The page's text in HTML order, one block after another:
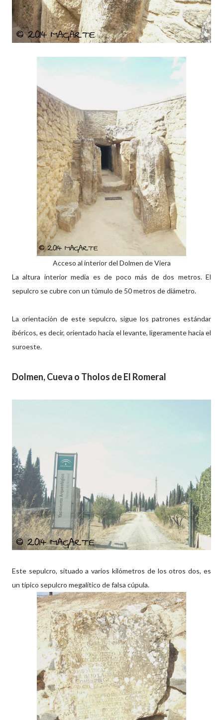
Acceso al interior del Dolmen de Viera
La altura interior media es de poco más de dos metros. El
sepulcro se cubre con un túmulo de 50 metros de diámetro.
La orientación de este sepulcro, sigue los patrones estándar
ibéricos, es decir, orientado hacia el levante, ligeramente hacia el
suroeste.
Dolmen, Cueva o Tholos de El Romeral
Este sepulcro, situado a varios kilómetros de los otros dos, es
un típico sepulcro megalítico de falsa cúpula.